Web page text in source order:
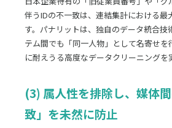
伴うIDの不一致は、連結集計における最
す。パナリットは、独自のデータ統合技
テム間でも「同一人物」として名寄せ
に耐えうる高度なデータクリーニングを
(3) 属人性を排除し、媒体
致」を未然に防止